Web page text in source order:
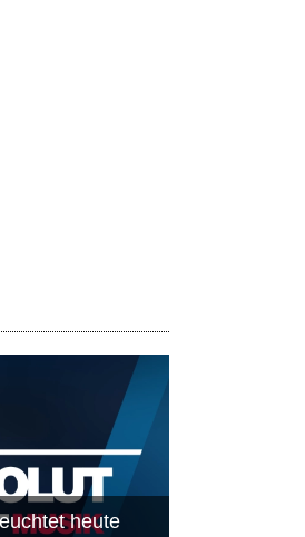
heute